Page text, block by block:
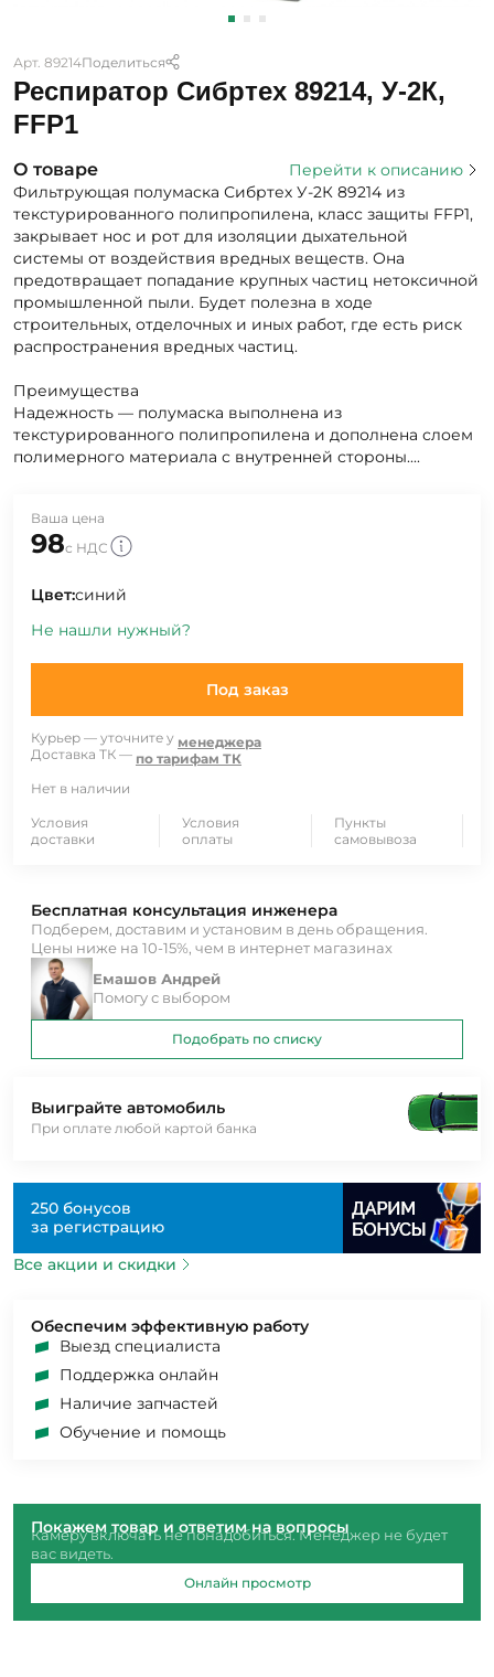
Арт. 89214Поделиться
Респиратор Сибртех 89214, У-2К,
FFP1
О товаре
Перейти к описанию
Фильтрующая полумаска Сибртех У-2К 89214 из
текстурированного полипропилена, класс защиты FFP1,
закрывает нос и рот для изоляции дыхательной
системы от воздействия вредных веществ. Она
предотвращает попадание крупных частиц нетоксичной
промышленной пыли. Будет полезна в ходе
строительных, отделочных и иных работ, где есть риск
распространения вредных частиц.
Преимущества
Надежность — полумаска выполнена из
текстурированного полипропилена и дополнена слоем
полимерного материала с внутренней стороны....
Ваша цена
98с НДС
Цвет:синий
Не нашли нужный?
Под заказ
Курьер — уточните у менеджера
Доставка ТК — по тарифам ТК
Нет в наличии
Условия
доставки
Условия
оплаты
Пункты
самовывоза
Выиграйте автомобиль
При оплате любой картой банка
250 бонусов
за регистрацию
Все акции и скидки
Обеспечим эффективную работу
Выезд специалиста
Поддержка онлайн
Наличие запчастей
Обучение и помощь
Покажем товар и ответим на вопросы
Камеру включать не понадобиться. Менеджер не будет
вас видеть.
Онлайн просмотр
Бесплатная консультация инженера
Подберем, доставим и установим в день обращения.
Цены ниже на 10-15%, чем в интернет магазинах
Емашов Андрей
Помогу с выбором
Подобрать по списку